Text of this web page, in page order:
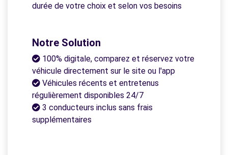
durée de votre choix et selon vos besoins
Notre Solution
100% digitale, comparez et réservez votre
véhicule directement sur le site ou l'app
Véhicules récents et entretenus
régulièrement disponibles 24/7
3 conducteurs inclus sans frais
supplémentaires